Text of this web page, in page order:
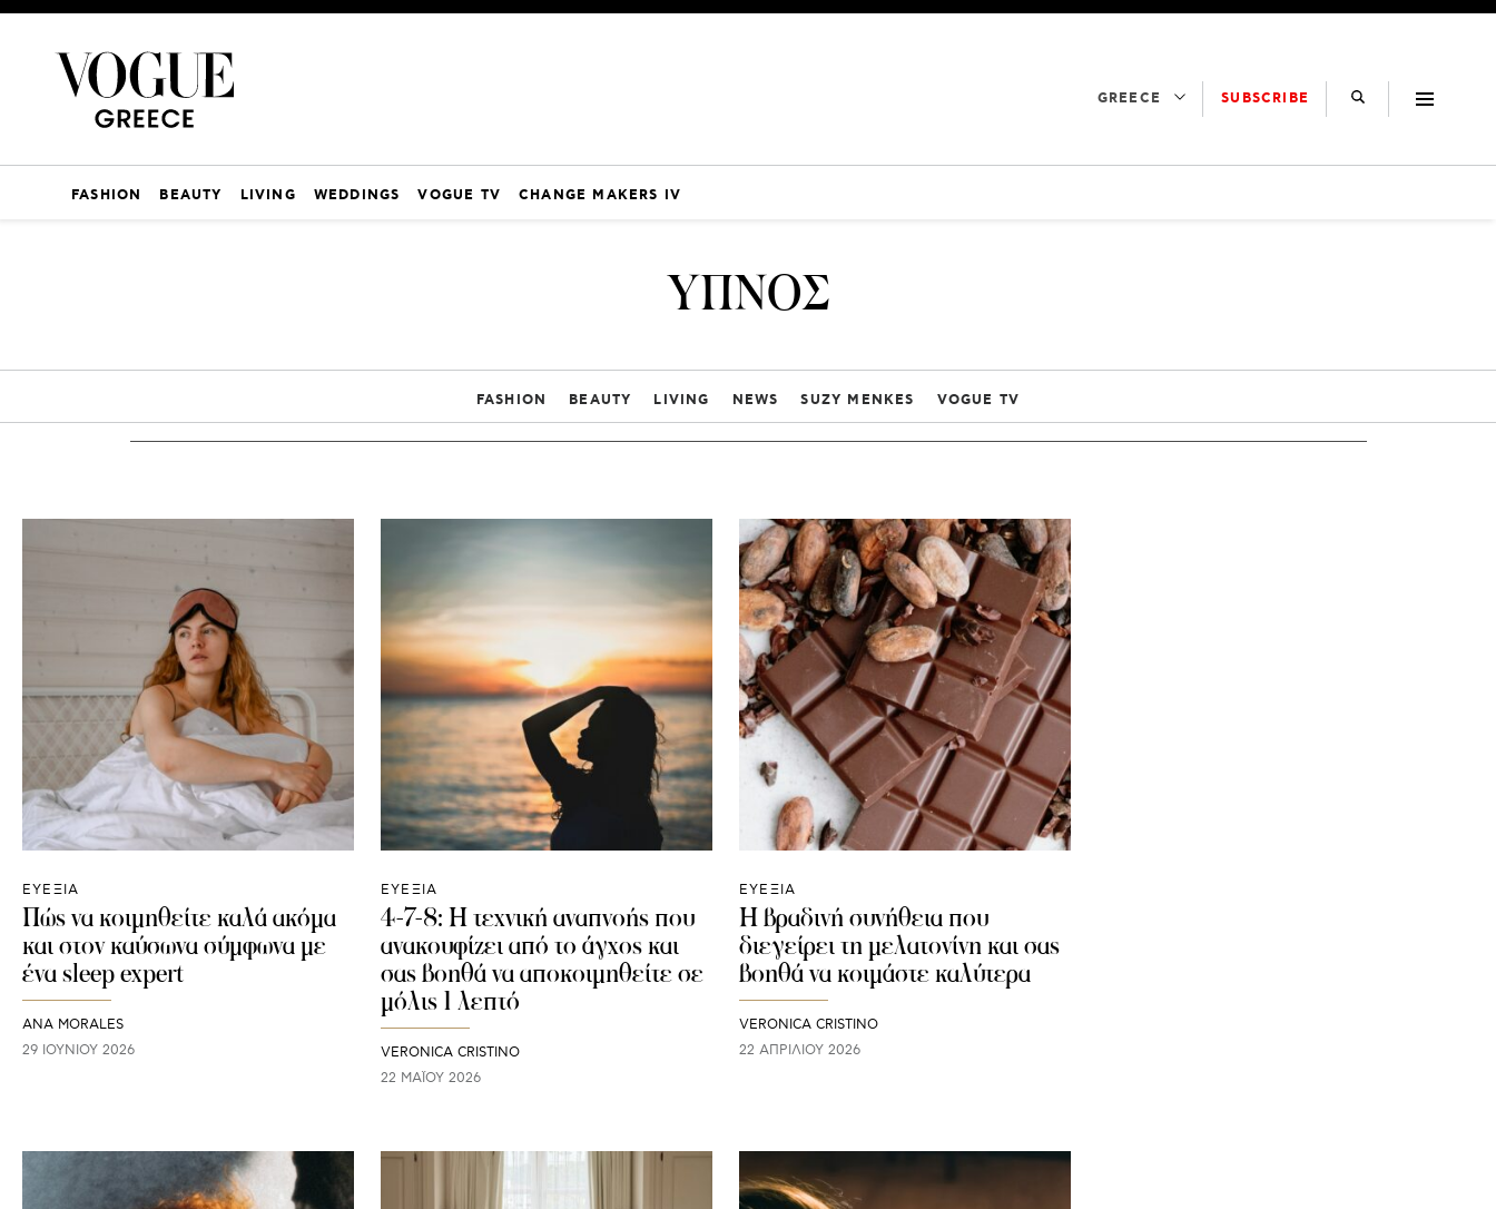
GREECE SUBSCRIBE
FASHION BEAUTY LIVING WEDDINGS VOGUE TV CHANGE MAKERS IV
ΥΠΝΟΣ
FASHION BEAUTY LIVING NEWS SUZY MENKES VOGUE TV
ΕΥΕΞΙΑ
Πώς να κοιμηθείτε καλά ακόμα
και στον καύσωνα σύμφωνα με
ένα sleep expert
ANA MORALES
29 ΙΟΥΝΊΟΥ 2026
ΕΥΕΞΙΑ
4-7-8: Η τεχνική αναπνοής που
ανακουφίζει από το άγχος και
σας βοηθά να αποκοιμηθείτε σε
μόλις 1 λεπτό
VERONICA CRISTINO
22 ΜΑΪ́ΟΥ 2026
ΕΥΕΞΙΑ
Η βραδινή συνήθεια που
διεγείρει τη μελατονίνη και σας
βοηθά να κοιμάστε καλύτερα
VERONICA CRISTINO
22 ΑΠΡΙΛΊΟΥ 2026